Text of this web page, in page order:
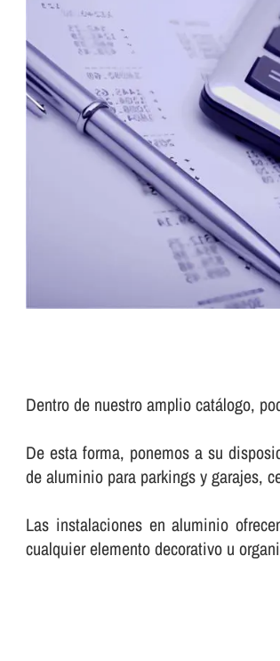
Dentro de nuestro amplio catálogo,
De esta forma, ponemos a su
de aluminio para parkings y garajes,
Las instalaciones en aluminio
cualquier elemento decorativo u